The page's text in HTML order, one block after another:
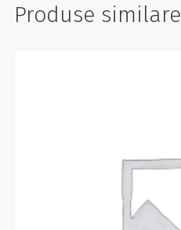
Produse similare